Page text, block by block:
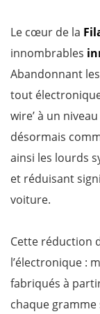
Le cœur de la
innombrables
Abandonnant
tout
wire’ à un
désormais
ainsi les lourds
et réduisant
voiture.
Cette réduction
l’électronique :
fabriqués à
chaque gramme